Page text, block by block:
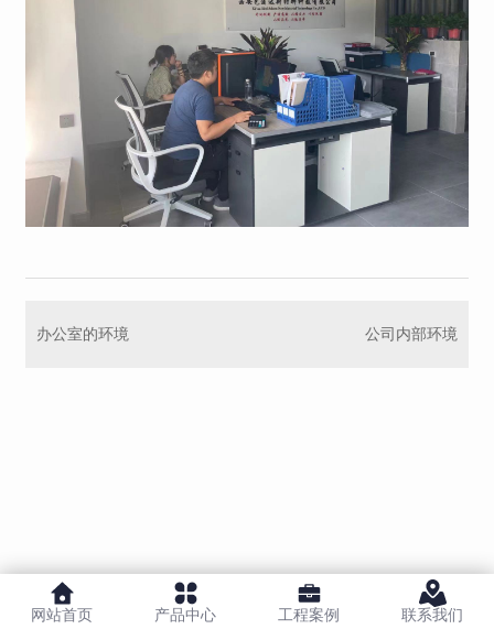
办公室的环境 公司内部环境
网站首页 产品中心 工程案例 联系我们